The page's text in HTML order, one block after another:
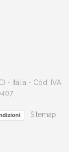
- Itália - Cód. IVA
Sitemap